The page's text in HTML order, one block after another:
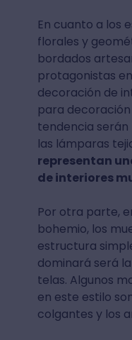
En cuanto a los
florales y
bordados
protagonistas
decoración de
para
tendencia serán
las lámparas
representan
de interiores
Por otra parte,
bohemio, los
estructura
dominará será
telas. Algunos
en este estilo
colgantes y los